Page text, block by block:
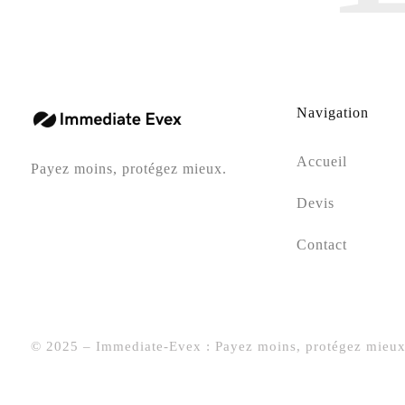
Payez moins, protégez mieux.
Navigation
Accueil
Devis
Contact
© 2025 – Immediate-Evex : Payez moins, protégez